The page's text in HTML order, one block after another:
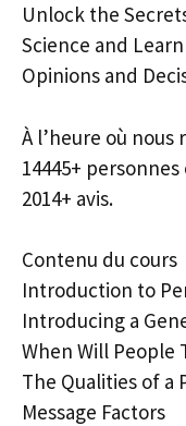
Unlock the
Science and
Opinions and
À l’heure où
14445+
2014+ avis.
Contenu du cours
Introduction to
Introducing a
When Will People
The Qualities of a
Message Factors